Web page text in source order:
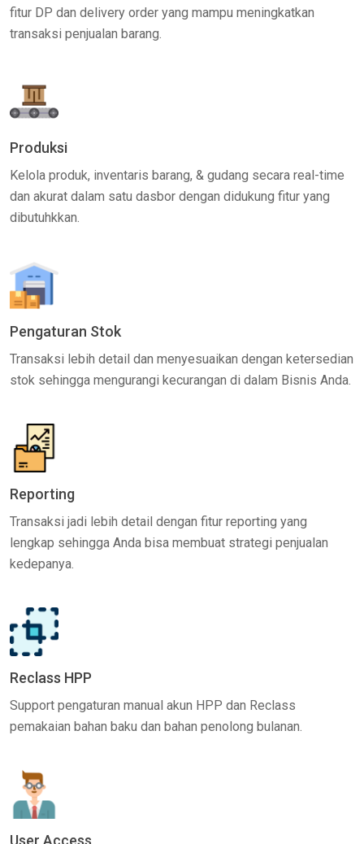
fitur DP dan delivery order yang mampu meningkatkan
transaksi penjualan barang.
Produksi
Kelola produk, inventaris barang, & gudang secara real-time
dan akurat dalam satu dasbor dengan didukung fitur yang
dibutuhkkan.
Pengaturan Stok
Transaksi lebih detail dan menyesuaikan dengan ketersedian
stok sehingga mengurangi kecurangan di dalam Bisnis Anda.
Reporting
Transaksi jadi lebih detail dengan fitur reporting yang
lengkap sehingga Anda bisa membuat strategi penjualan
kedepanya.
Reclass HPP
Support pengaturan manual akun HPP dan Reclass
pemakaian bahan baku dan bahan penolong bulanan.
User Access